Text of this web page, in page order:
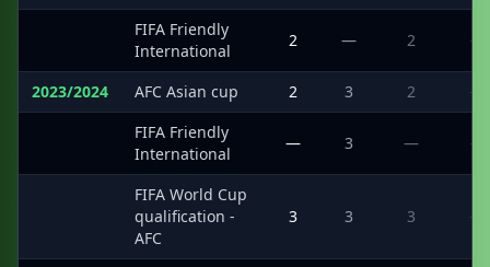
FIFA Friendly
International
2 — 2 —
2023/2024 AFC Asian cup 2 3 2 —
FIFA Friendly
International
— 3 — —
FIFA World Cup
qualification -
AFC
3 3 3 —